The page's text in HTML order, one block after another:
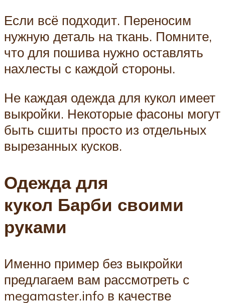
Если всё подходит. Переносим
нужную деталь на ткань. Помните,
что для пошива нужно оставлять
нахлесты с каждой стороны.
Не каждая одежда для кукол имеет
выкройки. Некоторые фасоны могут
быть сшиты просто из отдельных
вырезанных кусков.
Одежда для
кукол Барби своими
руками
Именно пример без выкройки
предлагаем вам рассмотреть с
megamaster.info в качестве